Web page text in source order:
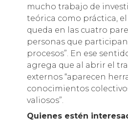
mucho trabajo de
teórica como práctica,
queda en las cuatro
personas que
procesos”. En ese
agrega que al abrir el
externos “aparecen
conocimientos
valiosos”.
Quienes estén